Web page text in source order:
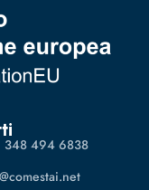
348 494 6838